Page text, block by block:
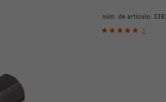
núm. de artículo:
3